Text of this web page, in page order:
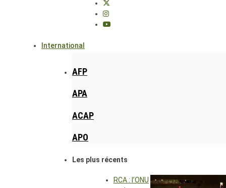
International
AFP
APA
ACAP
APO
Les plus récents
RCA : l’ONU